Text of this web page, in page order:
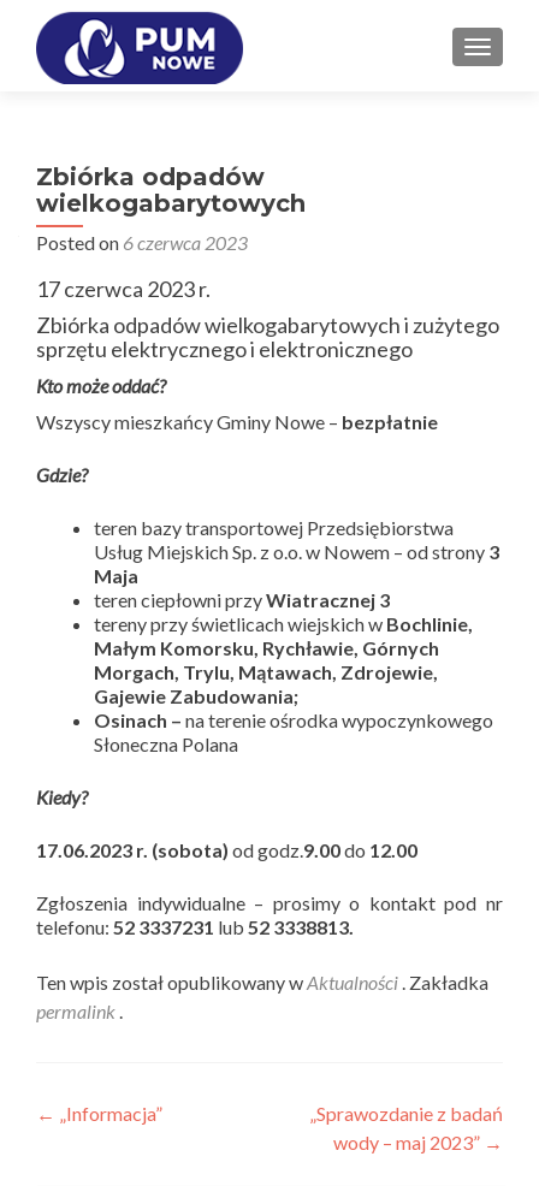
Zbiórka odpadów
wielkogabarytowych
Posted on 6 czerwca 2023
17 czerwca 2023 r.
Zbiórka odpadów wielkogabarytowych i zużytego
sprzętu elektrycznego i elektronicznego
Kto może oddać?
Wszyscy mieszkańcy Gminy Nowe – bezpłatnie
Gdzie?
teren bazy transportowej Przedsiębiorstwa
Usług Miejskich Sp. z o.o. w Nowem – od strony 3
Maja
teren ciepłowni przyWiatracznej 3
tereny przy świetlicach wiejskich w Bochlinie,
Małym Komorsku, Rychławie, Górnych
Morgach, Trylu, Mątawach, Zdrojewie,
Gajewie Zabudowania;
Osinach – na terenie ośrodka wypoczynkowego
Słoneczna Polana
Kiedy?
17.06.2023 r. (sobota) od godz.9.00do 12.00
Zgłoszenia indywidualne – prosimy o kontakt pod nr
telefonu: 52 3337231 lub 52 3338813.
Ten wpis został opublikowany wAktualności . Zakładka
permalink .
Zobacz
← „Informacja”
„Sprawozdanie z badań
wody – maj 2023” →